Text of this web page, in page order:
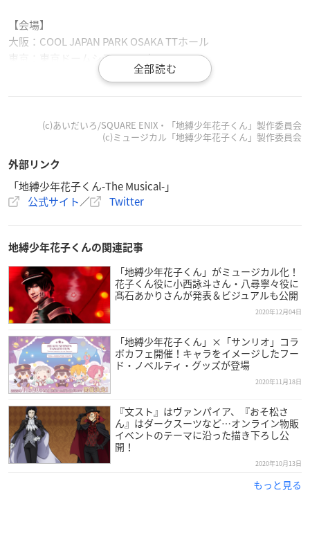
【会場】
大阪：COOL JAPAN PARK OSAKA TTホール
東京：東京ドームシティ シアターGロッソ
タジー」スクウェア・エニックス刊）／「地縛少年花子くん」
脚本・作詞：浅井さやか
演出：吉谷光太郎
制作：ポリゴンマジック
主催：ミュージカル「地縛少年花子くん」製作委員会
【キャスト】
花子くん：小西詠斗
八尋寧々：髙石あかり
源光：谷水力
つかさ：設楽銀河
ミツバ：三原大樹
赤根葵：朝倉ふゆな
ヤコ：佐倉花怜
七峰桜：関根優那
日向夏彦：黒田昊夢
土籠：安里勇哉
アンサンブル：蘆川晶祥、船橋拓幹、熊田愛里、朝日奈杏
※敬称略
(c)あいだいろ/SQUARE ENIX・「地縛少年花子くん」製作委員会
(c)ミュージカル「地縛少年花子くん」製作委員会
外部リンク
「地縛少年花子くん-The Musical-」
公式サイト／ Twitter
地縛少年花子くんの関連記事
「地縛少年花子くん」がミュージカル化！
花子くん役に小西詠斗さん・八尋寧々役に
髙石あかりさんが発表＆ビジュアルも公開
2020年12月04日
「地縛少年花子くん」×「サンリオ」コラ
ボカフェ開催！キャラをイメージしたフー
ド・ノベルティ・グッズが登場
2020年11月18日
『文スト』はヴァンパイア、『おそ松さ
ん』はダークスーツなど…オンライン物販
イベントのテーマに沿った描き下ろし公
開！
2020年10月13日
もっと見る